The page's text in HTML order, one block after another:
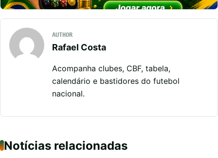
AUTHOR
Rafael Costa
Acompanha clubes, CBF, tabela,
calendário e bastidores do futebol
nacional.
Notícias relacionadas